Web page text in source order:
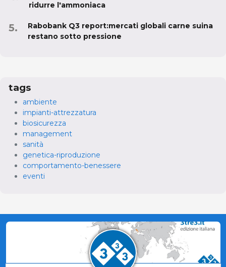
ridurre l'ammoniaca
Rabobank Q3 report:mercati globali carne suina
restano sotto pressione
tags
ambiente
impianti-attrezzatura
biosicurezza
management
sanità
genetica-riproduzione
comportamento-benessere
eventi